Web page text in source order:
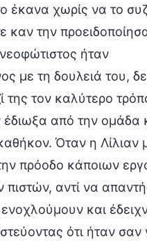
έκανα χωρίς να το
καν την
ήταν
με τη δουλειά του,
της τον καλύτερο
από την ομάδα
Όταν η Λίλιαν
πρόοδο κάποιων
πιστών, αντί να
και
ότι ήταν σαν